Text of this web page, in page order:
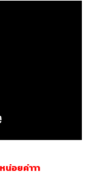
น่อยค่าาา